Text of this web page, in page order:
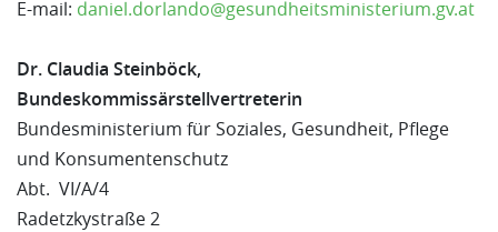
E-mail: daniel.dorlando@gesundheitsministerium.gv.at
Dr. Claudia Steinböck,
Bundeskommissärstellvertreterin
Bundesministerium für Soziales, Gesundheit, Pflege
und Konsumentenschutz
Abt. VI/A/4
Radetzkystraße 2